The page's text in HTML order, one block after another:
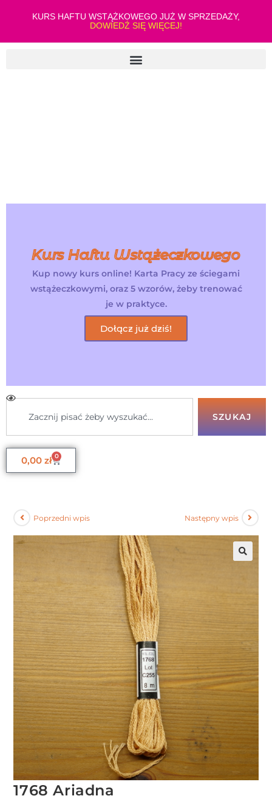
KURS HAFTU WSTĄŻKOWEGO JUŻ W SPRZEDAŻY,
DOWIEDŹ SIĘ WIĘCEJ!
Kurs Haftu Wstążeczkowego
Kup nowy kurs online! Karta Pracy ze ściegami
wstążeczkowymi, oraz 5 wzorów, żeby trenować
je w praktyce.
Dołącz już dziś!
SZUKAJ
0,00 zł 0
Poprzedni wpis Następny wpis
1768 Ariadna